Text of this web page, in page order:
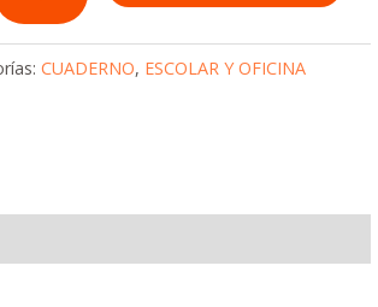
CUADERNO, ESCOLAR Y OFICINA